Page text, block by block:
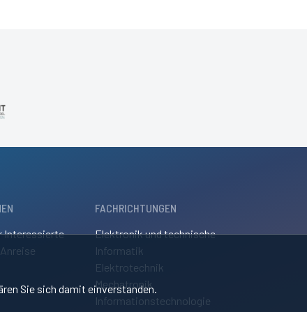
Sie sich damit einverstanden.
Interessierte
FACHRICHTUNGEN
Elektronik und technische
Informatik
Elektrotechnik
Mechatronik
Informationstechnologie